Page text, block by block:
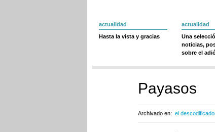
actualidad
Hasta la vista y gracias
actualidad
Una
noticias,
sobre el
Payasos
Archivado en: el